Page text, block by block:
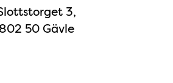
3,
802 50 Gävle